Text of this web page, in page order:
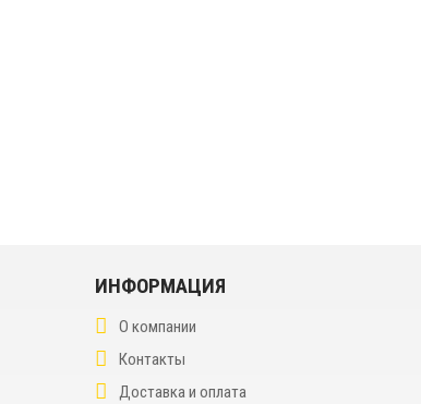
ИНФОРМАЦИЯ
О компании
Контакты
Доставка и оплата